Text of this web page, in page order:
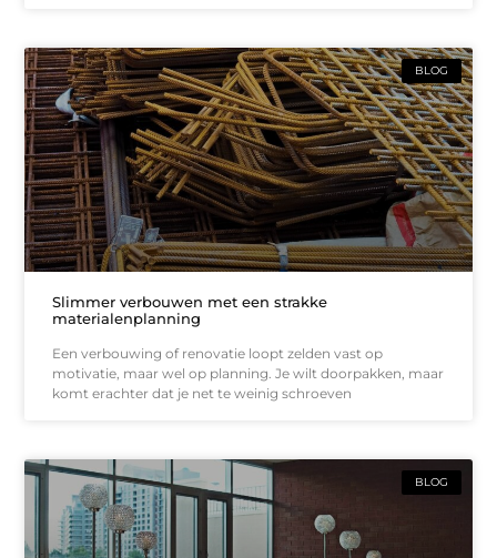
BLOG
Slimmer verbouwen met een strakke
materialenplanning
Een verbouwing of renovatie loopt zelden vast op
motivatie, maar wel op planning. Je wilt doorpakken, maar
komt erachter dat je net te weinig schroeven
BLOG